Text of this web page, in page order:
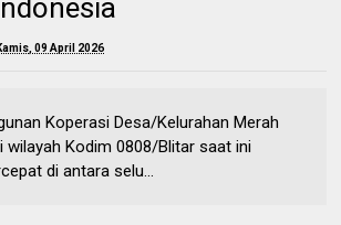
09 April 2026
Koperasi Desa/Kelurahan Merah
wilayah Kodim 0808/Blitar saat ini
di antara selu...